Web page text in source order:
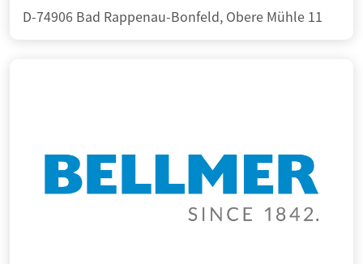
D-74906 Bad Rappenau-Bonfeld, Obere Mühle 11